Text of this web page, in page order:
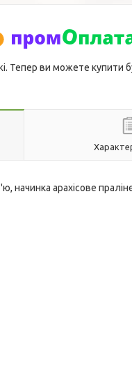
Тепер ви можете купити
начинка арахісове